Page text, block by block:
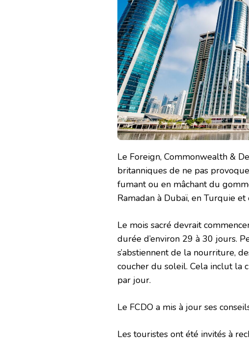
Le Foreign, Commonwealth &
britanniques de ne pas
fumant ou en mâchant du
Ramadan à Dubaï, en Turquie et
Le mois sacré devrait
durée d’environ 29 à 30 jours.
s’abstiennent de la nourriture,
coucher du soleil. Cela inclut la
par jour.
Le FCDO a mis à jour ses
Les touristes ont été invités à